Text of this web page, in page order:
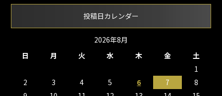
投稿日カレンダー
2026年8月
日
月 火 水 木 金 土
1
2
3 4 5 6 7
8